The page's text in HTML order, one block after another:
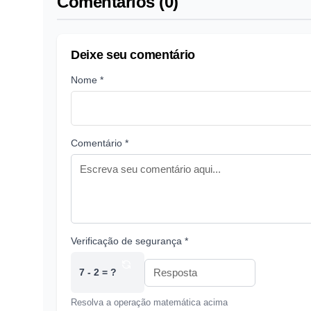
Deixe seu comentário
Nome *
Comentário *
Verificação de segurança *
7 - 2 = ?
Resolva a operação matemática acima